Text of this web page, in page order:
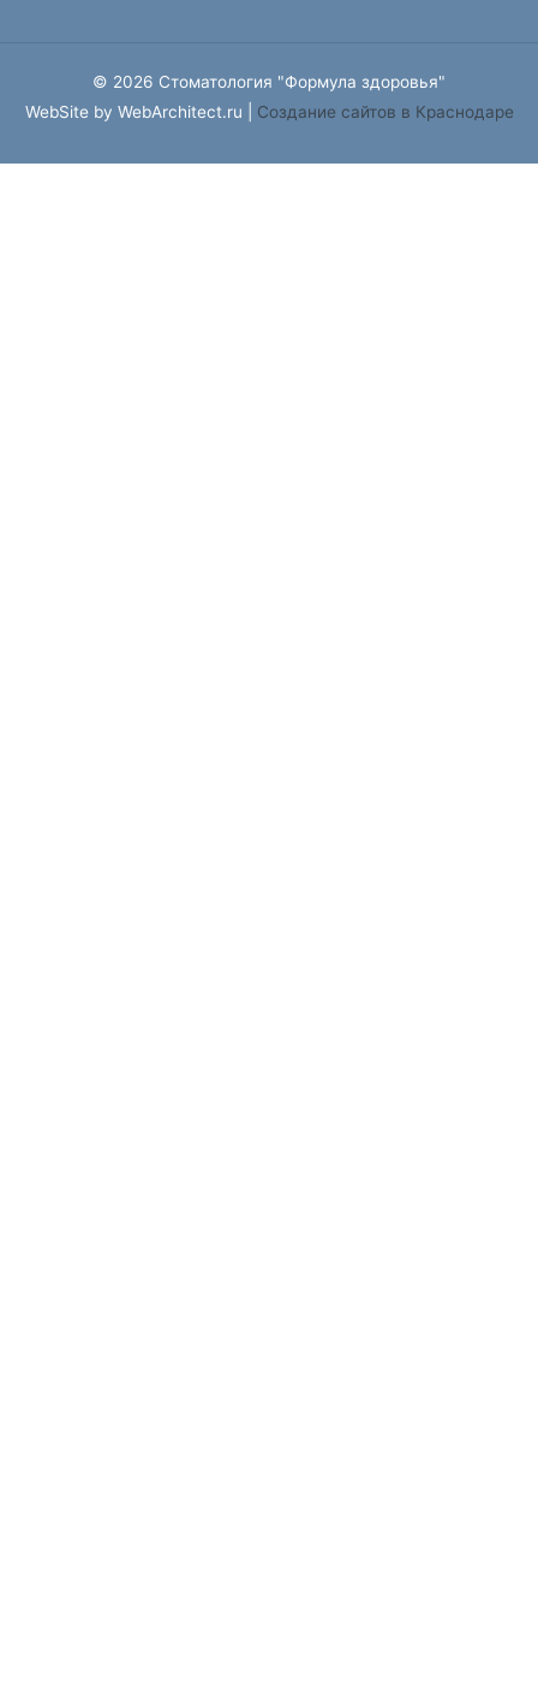
© 2026 Стоматология "Формула здоровья"
WebSite by WebArchitect.ru | Cоздание сайтов в Краснодаре